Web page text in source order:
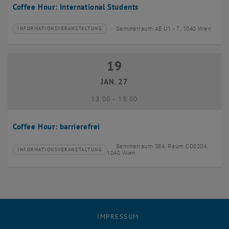
Coffee Hour: International Students
Veranstaltungstyp:
INFORMATIONSVERANSTALTUNG
Veranstaltungsort: Seminarraum AE U1 - 7, 1040 Wien
Coffee Hour: barrierefrei
19 Januar 2027
19
JAN. 27
13:00- bis
15:00
Veranstaltungstyp:
INFORMATIONSVERANSTALTUNG
Veranstaltungsort:
Seminarraum 384, Raum CD0204,
1040 Wien
IMPRESSUM